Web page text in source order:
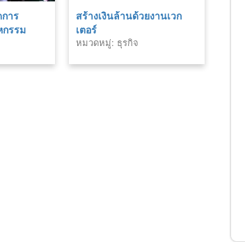
าร
รรม
สร้างเงินล้านด้วยงานเวก
เตอร์
หมวดหมู่: ธุรกิจ